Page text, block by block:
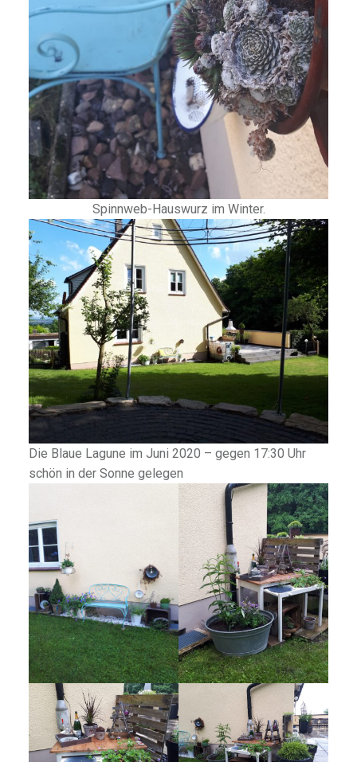
Spinnweb-Hauswurz im Winter.
Die Blaue Lagune im Juni 2020 – gegen 17:30 Uhr
schön in der Sonne gelegen